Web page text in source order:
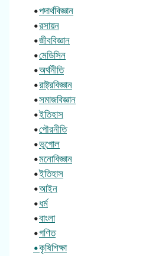
•পদার্থবিজ্ঞান
•রসায়ন
•জীববিজ্ঞান
•মেডিসিন
•অর্থনীতি
•রাষ্ট্রবিজ্ঞান
•সমাজবিজ্ঞান
•ইতিহাস
•পৌরনীতি
•ভূগোল
•মনোবিজ্ঞান
•ইতিহাস
•আইন
•ধর্ম
•বাংলা
•গণিত
•কৃষিশিক্ষা